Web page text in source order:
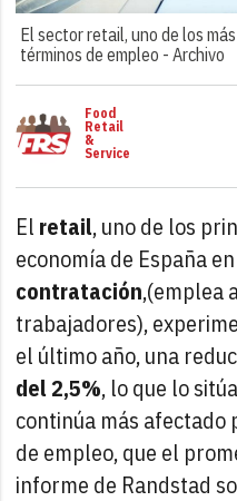
El sector retail, uno de los
términos de empleo -Archivo
Food
Retail
&
Service
El retail, uno de los
economía de España
contratación,(emplea
trabajadores),
el último año, una
del 2,5%, lo que lo
continúa más afectado
de empleo, que el
informe de Randstad